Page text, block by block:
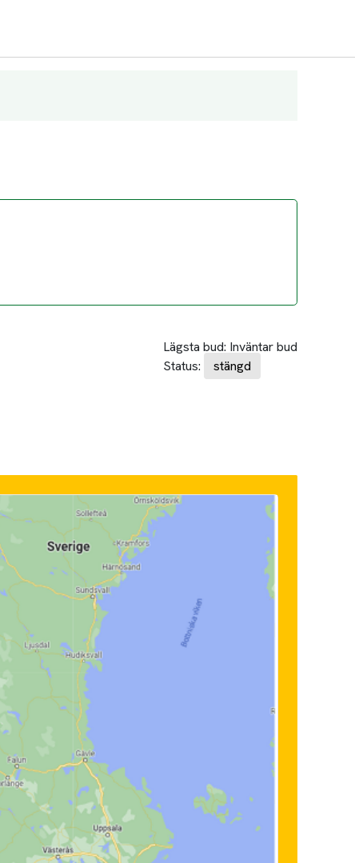
Lägsta bud: Inväntar bud
Status:
stängd